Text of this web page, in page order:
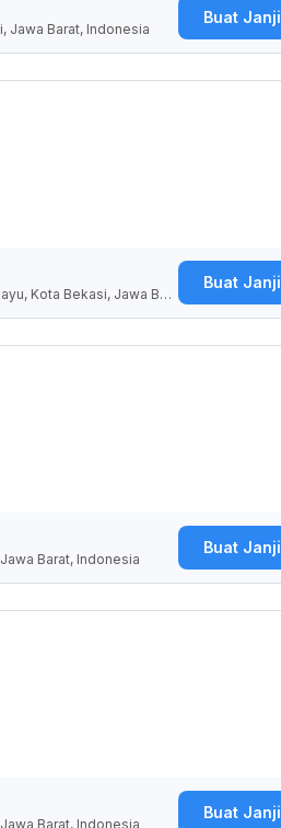
Jawa Barat, Indonesia
Buat Janji
Kota Bekasi, Jawa Bar
Buat Janji
Barat, Indonesia
Buat Janji
Barat, Indonesia
Buat Janji